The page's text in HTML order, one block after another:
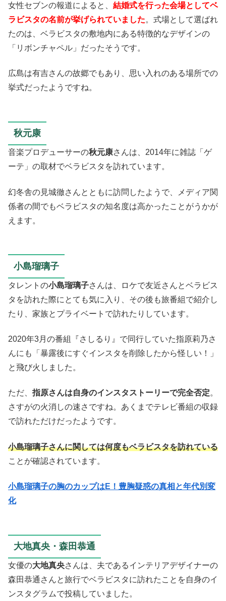
女性セブンの報道によると、 結婚式を行った会場としてベ
ラビスタの名前が挙げられていました。式場として選ばれ
たのは、ベラビスタの敷地内にある特徴的なデザインの
「リボンチャペル」だったそうです。
広島は有吉さんの故郷でもあり、思い入れのある場所での
挙式だったようですね。
秋元康
音楽プロデューサーの秋元康さんは、2014年に雑誌「ゲ
ーテ」の取材でベラビスタを訪れています。
幻冬舎の見城徹さんとともに訪問したようで、メディア関
係者の間でもベラビスタの知名度は高かったことがうかが
えます。
小島瑠璃子
タレントの小島瑠璃子さんは、ロケで友近さんとベラビス
タを訪れた際にとても気に入り、その後も旅番組で紹介し
たり、家族とプライベートで訪れたりしています。
2020年3月の番組『さしるり』で同行していた指原莉乃さ
んにも「暴露後にすぐインスタを削除したから怪しい！」
と飛び火しました。
ただ、 指原さんは自身のインスタストーリーで完全否定。
さすがの火消しの速さですね。あくまでテレビ番組の収録
で訪れただけだったようです。
小島瑠璃子さんに関しては何度もベラビスタを訪れている
ことが確認されています。
小島瑠璃子の胸のカップはE！豊胸疑惑の真相と年代別変
化
大地真央・森田恭通
女優の大地真央さんは、夫であるインテリアデザイナーの
森田恭通さんと旅行でベラビスタに訪れたことを自身のイ
ンスタグラムで投稿していました。